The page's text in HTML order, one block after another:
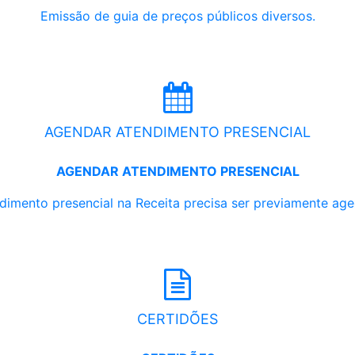
Emissão de guia de preços públicos diversos.
AGENDAR ATENDIMENTO PRESENCIAL
AGENDAR ATENDIMENTO PRESENCIAL
presencial na Receita precisa ser previamente
CERTIDÕES